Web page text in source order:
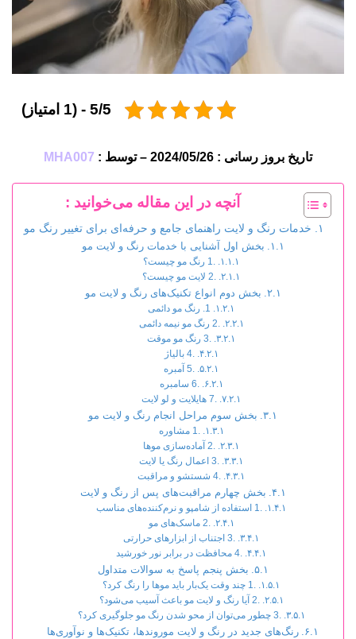
5/5 - (1 امتیاز)
تاریخ بروز رسانی : 2024/05/26 – توسط : MHA007
آنچه در این مقاله می‌خوانید :
خدمات رنگ و لایت راهنمای جامع و حرفه‌ای برای تغییر رنگ مو
بخش اول آشنایی با خدمات رنگ و لایت مو
بخش دوم انواع تکنیک‌های رنگ و لایت مو
1. رنگ مو دائمی
.4 بالیاژ
بخش سوم مراحل انجام رنگ و لایت مو
بخش چهارم مراقبت‌های پس از رنگ و لایت
بخش پنجم پاسخ به سوالات متداول
رنگ‌های جدید در رنگ و لایت موروندها، تکنیک‌ها و نوآوری‌ها